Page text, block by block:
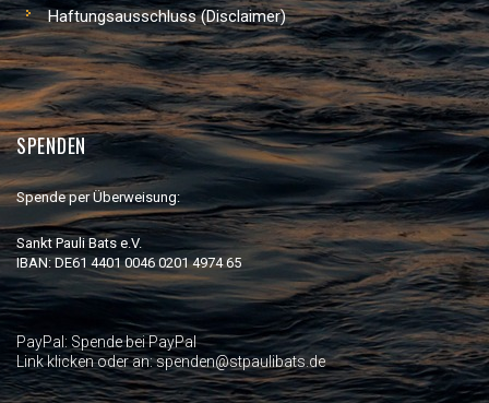
Haftungsausschluss (Disclaimer)
SPENDEN
Spende per Überweisung:
Sankt Pauli Bats e.V.
IBAN: DE61 4401 0046 0201 4974 65
PayPal: Spende bei PayPal
Link klicken oder an: spenden@stpaulibats.de